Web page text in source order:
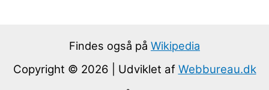
Findes også på Wikipedia
Copyright © 2026 | Udviklet af Webbureau.dk